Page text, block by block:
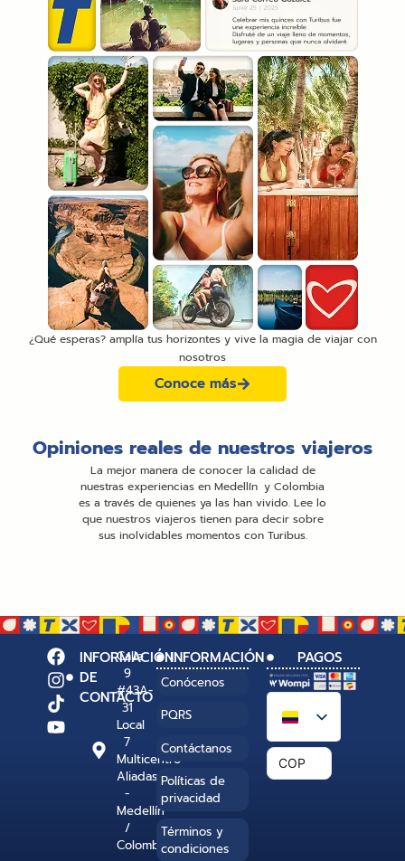
¿Qué esperas? amplía tus horizontes y vive la magia de viajar con
nosotros
Conoce más
Opiniones reales de nuestros viajeros
La mejor manera de conocer la calidad de
nuestras experiencias en Medellín y Colombia
es a través de quienes ya las han vivido. Lee lo
que nuestros viajeros tienen para decir sobre
sus inolvidables momentos con Turibus.
INFORMACIÓN
DE
CONTACTO
Calle
9
#43A-
31
Local
7
Multicentro
Aliadas
-
Medellín
/
Colombia
INFORMACIÓN
Conócenos
PQRS
Contáctanos
Políticas de
privacidad
Términos y
condiciones
PAGOS
COP